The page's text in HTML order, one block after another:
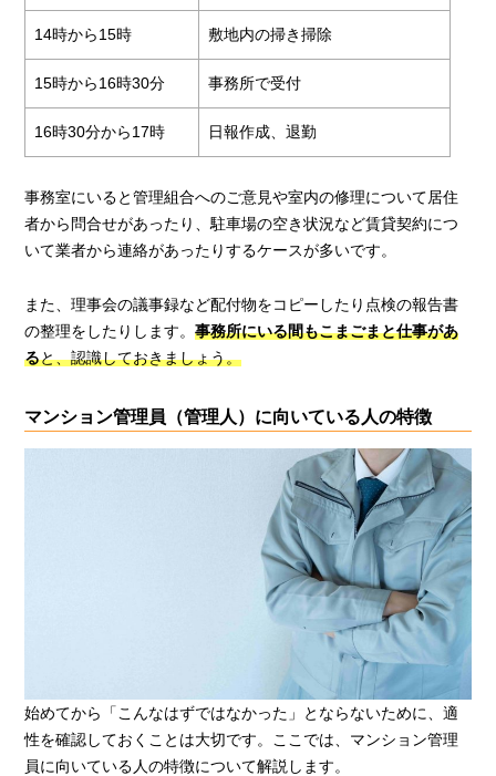
14時から15時 敷地内の掃き掃除
15時から16時30分 事務所で受付
16時30分から17時 日報作成、退勤
事務室にいると管理組合へのご意見や室内の修理について居住
者から問合せがあったり、駐車場の空き状況など賃貸契約につ
いて業者から連絡があったりするケースが多いです。
また、理事会の議事録など配付物をコピーしたり点検の報告書
の整理をしたりします。事務所にいる間もこまごまと仕事があ
ると、認識しておきましょう。
マンション管理員（管理人）に向いている人の特徴
始めてから「こんなはずではなかった」とならないために、適
性を確認しておくことは大切です。ここでは、マンション管理
員に向いている人の特徴について解説します。